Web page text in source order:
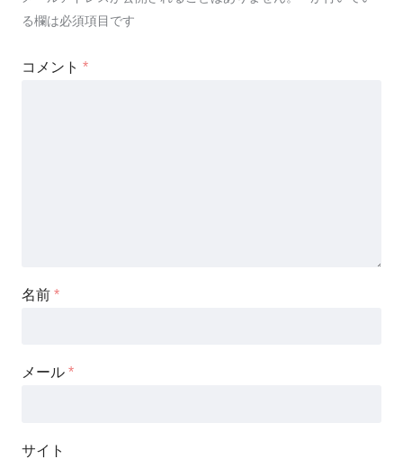
る欄は必須項目です
コメント *
名前 *
メール *
サイト